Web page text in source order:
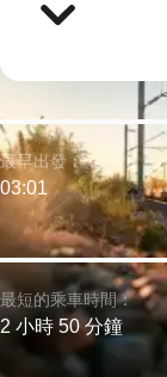
最短的乘車時間：
2 小時 50 分鐘
最早出發：
03:01